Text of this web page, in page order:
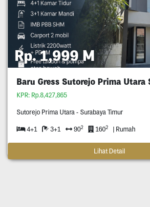
Rp. 1,999 M
Baru Gress Sutorejo Prima Utara
KPR: Rp.8,427,865
Sutorejo Prima Utara - Surabaya Timur
4+1 3+1 902 1602 | Rumah
Lihat Detail